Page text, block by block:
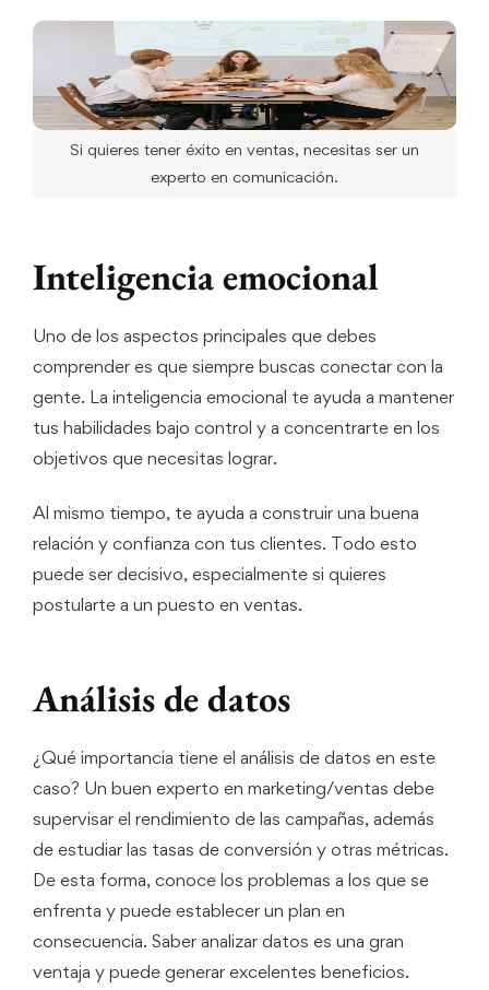
Si quieres tener éxito en ventas, necesitas ser un
experto en comunicación.
Inteligencia emocional
Uno de los aspectos principales que debes
comprender es que siempre buscas conectar con la
gente. La inteligencia emocional te ayuda a mantener
tus habilidades bajo control y a concentrarte en los
objetivos que necesitas lograr.
Al mismo tiempo, te ayuda a construir una buena
relación y confianza con tus clientes. Todo esto
puede ser decisivo, especialmente si quieres
postularte a un puesto en ventas.
Análisis de datos
¿Qué importancia tiene el análisis de datos en este
caso? Un buen experto en marketing/ventas debe
supervisar el rendimiento de las campañas, además
de estudiar las tasas de conversión y otras métricas.
De esta forma, conoce los problemas a los que se
enfrenta y puede establecer un plan en
consecuencia. Saber analizar datos es una gran
ventaja y puede generar excelentes beneficios.